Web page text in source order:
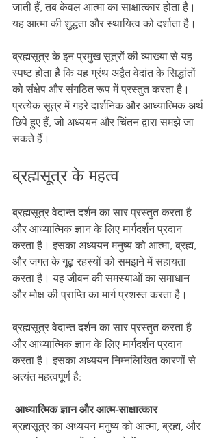
जाती हैं, तब केवल आत्मा का साक्षात्कार होता है।
यह आत्मा की शुद्धता और स्थायित्व को दर्शाता है।
ब्रह्मसूत्र के इन प्रमुख सूत्रों की व्याख्या से यह
स्पष्ट होता है कि यह ग्रंथ अद्वैत वेदांत के सिद्धांतों
को संक्षेप और संगठित रूप में प्रस्तुत करता है।
प्रत्येक सूत्र में गहरे दार्शनिक और आध्यात्मिक अर्थ
छिपे हुए हैं, जो अध्ययन और चिंतन द्वारा समझे जा
सकते हैं।
ब्रह्मसूत्र के महत्व
ब्रह्मसूत्र वेदान्त दर्शन का सार प्रस्तुत करता है
और आध्यात्मिक ज्ञान के लिए मार्गदर्शन प्रदान
करता है। इसका अध्ययन मनुष्य को आत्मा, ब्रह्म,
और जगत के गूढ़ रहस्यों को समझने में सहायता
करता है। यह जीवन की समस्याओं का समाधान
और मोक्ष की प्राप्ति का मार्ग प्रशस्त करता है।
ब्रह्मसूत्र वेदान्त दर्शन का सार प्रस्तुत करता है
और आध्यात्मिक ज्ञान के लिए मार्गदर्शन प्रदान
करता है। इसका अध्ययन निम्नलिखित कारणों से
अत्यंत महत्वपूर्ण है:
आध्यात्मिक ज्ञान और आत्म-साक्षात्कार
ब्रह्मसूत्र का अध्ययन मनुष्य को आत्मा, ब्रह्म, और